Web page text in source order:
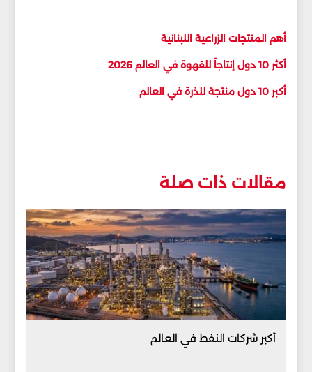
أهم المنتجات الزراعية اللبنانية
أكثر 10 دول إنتاجاً للقهوة في العالم 2026
أكبر 10 دول منتجة للذرة في العالم
مقالات ذات صلة
أكبر شركات النفط في العالم